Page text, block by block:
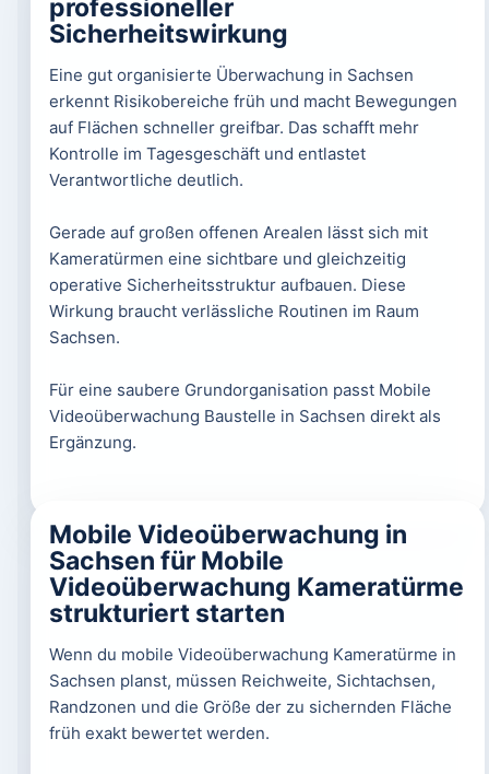
professioneller
Sicherheitswirkung
Eine gut organisierte Überwachung in Sachsen
erkennt Risikobereiche früh und macht Bewegungen
auf Flächen schneller greifbar. Das schafft mehr
Kontrolle im Tagesgeschäft und entlastet
Verantwortliche deutlich.
Gerade auf großen offenen Arealen lässt sich mit
Kameratürmen eine sichtbare und gleichzeitig
operative Sicherheitsstruktur aufbauen. Diese
Wirkung braucht verlässliche Routinen im Raum
Sachsen.
Für eine saubere Grundorganisation passt Mobile
Videoüberwachung Baustelle in Sachsen direkt als
Ergänzung.
Mobile Videoüberwachung in
Sachsen für Mobile
Videoüberwachung Kameratürme
strukturiert starten
Wenn du mobile Videoüberwachung Kameratürme in
Sachsen planst, müssen Reichweite, Sichtachsen,
Randzonen und die Größe der zu sichernden Fläche
früh exakt bewertet werden.